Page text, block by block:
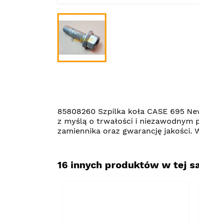
85808260 Szpilka koła CASE 695
z myślą o trwałości i niezawodnym
zamiennika oraz gwarancję
16 innych produktów w tej